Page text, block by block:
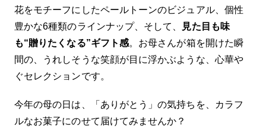
花をモチーフにしたペールトーンのビジュアル、個性
豊かな6種類のラインナップ、そして、
見た目も味
も“贈りたくなる”ギフト感。お母さんが箱を開けた瞬
間の、うれしそうな笑顔が目に浮かぶような、心華や
ぐセレクションです。
今年の母の日は、「ありがとう」の気持ちを、カラフ
ルなお菓子にのせて届けてみませんか？